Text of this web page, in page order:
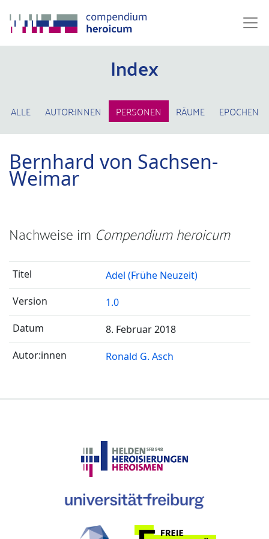
Index
ALLE AUTOR:INNEN PERSONEN RÄUME EPOCHEN
Bernhard von Sachsen-
Weimar
Nachweise im Compendium heroicum
Adel (Frühe Neuzeit)
1.0
8. Februar 2018
Ronald G. Asch